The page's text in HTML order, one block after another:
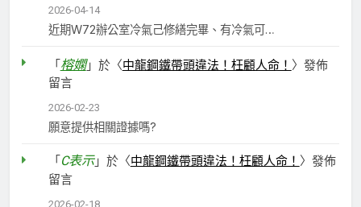
2026-04-14
近期W72辦公室冷氣己修繕完畢、有冷氣可…
「 榕嫻」於〈中龍鋼鐵帶頭違法！枉顧人命！ 〉發佈
留言
2026-02-23
願意提供相關證據嗎?
「 C表示」於〈中龍鋼鐵帶頭違法！枉顧人命！ 〉發佈
留言
2026-02-18